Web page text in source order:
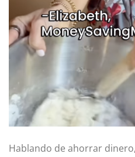
Hablando de ahorrar